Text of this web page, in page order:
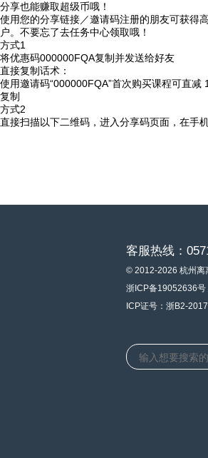
分享也能赚取超级币哦！
使用您的分享链接／邀请码注册的朋友可获得
户。不要忘了去任务中心领取哦！
方式1
将优惠码000000FQA复制并发送给好友
直接复制话术：
使用邀请码“000000FQA”首次购买课程可直
复制
方式2
直接扫描以下二维码，进入分享码页面，在手
客服热线：
© 2012-2026 杭州离
浙ICP备19052636号
ICP证号：浙B2-